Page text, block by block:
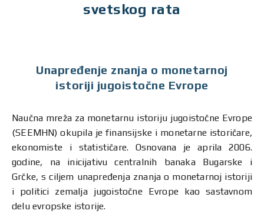
svetskog rata
Unapređenje znanja o monetarnoj
istoriji jugoistočne Evrope
Naučna mreža za monetarnu istoriju jugoistočne Evrope
(SEEMHN) okupila je finansijske i monetarne istoričare,
ekonomiste i statističare. Osnovana je aprila 2006.
godine, na inicijativu centralnih banaka Bugarske i
Grčke, s ciljem unapređenja znanja o monetarnoj istoriji
i politici zemalja jugoistočne Evrope kao sastavnom
delu evropske istorije.